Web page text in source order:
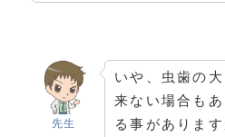
先生
いや、虫歯の
来ない場合も
る事がありま